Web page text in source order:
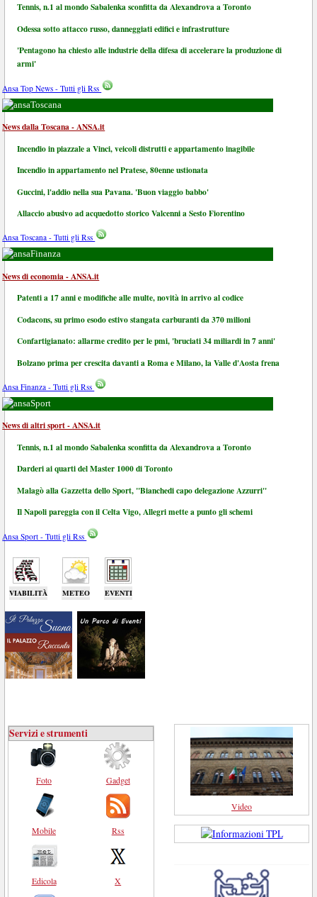
Tennis, n.1 al mondo Sabalenka sconfitta da Alexandrova a Toronto
Odessa sotto attacco russo, danneggiati edifici e infrastrutture
'Pentagono ha chiesto alle industrie della difesa di accelerare la produzione di
armi'
Ansa Top News - Tutti gli Rss
Toscana
News dalla Toscana - ANSA.it
Incendio in piazzale a Vinci, veicoli distrutti e appartamento inagibile
Incendio in appartamento nel Pratese, 80enne ustionata
Guccini, l'addio nella sua Pavana. 'Buon viaggio babbo'
Allaccio abusivo ad acquedotto storico Valcenni a Sesto Fiorentino
Ansa Toscana - Tutti gli Rss
Finanza
News di economia - ANSA.it
Patenti a 17 anni e modifiche alle multe, novità in arrivo al codice
Codacons, su primo esodo estivo stangata carburanti da 370 milioni
Confartigianato: allarme credito per le pmi, 'bruciati 34 miliardi in 7 anni'
Bolzano prima per crescita davanti a Roma e Milano, la Valle d'Aosta frena
Ansa Finanza - Tutti gli Rss
Sport
News di altri sport - ANSA.it
Tennis, n.1 al mondo Sabalenka sconfitta da Alexandrova a Toronto
Darderi ai quarti del Master 1000 di Toronto
Malagò alla Gazzetta dello Sport, "Bianchedi capo delegazione Azzurri"
Il Napoli pareggia con il Celta Vigo, Allegri mette a punto gli schemi
Ansa Sport - Tutti gli Rss
VIABILITÀ METEO EVENTI
Servizi e strumenti
Foto
Mobile
Edicola
Gadget
Rss
X
Video